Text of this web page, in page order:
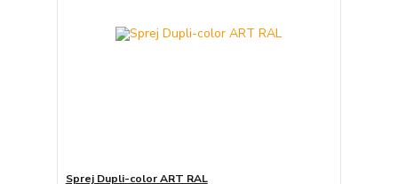
Sprej Dupli-color ART RAL